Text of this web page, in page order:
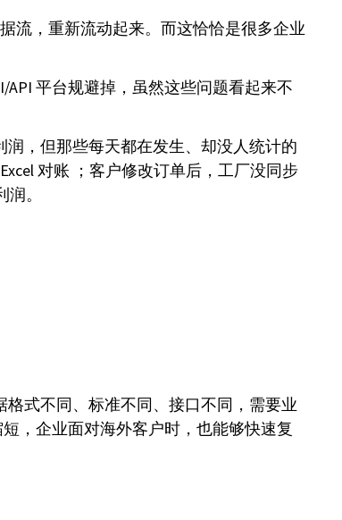
流，重新流动起来。而这恰恰是很多企业
平台规避掉，虽然这些问题看起来不
，但那些每天都在发生、却没人统计的
对账 ；客户修改订单后，工厂没同步
。
式不同、标准不同、接口不同，需要业
，企业面对海外客户时，也能够快速复